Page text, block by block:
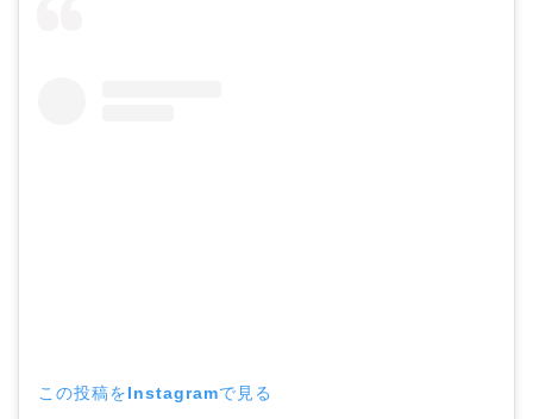
この投稿をInstagramで見る